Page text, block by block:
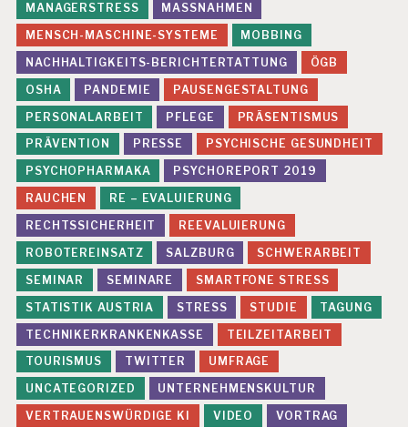
F
E
H
L
B
E
A
N
S
P
R
U
C
H
U
N
G
E
N
F
E
H
L
MANAGERSTRESS
MASSNAHMEN
MENSCH-MASCHINE-SYSTEME
MOBBING
NACHHALTIGKEITS-BERICHTERTATTUNG
ÖGB
OSHA
PANDEMIE
PAUSENGESTALTUNG
PERSONALARBEIT
PFLEGE
PRÄSENTISMUS
PRÄVENTION
PRESSE
PSYCHISCHE GESUNDHEIT
PSYCHOPHARMAKA
PSYCHOREPORT 2019
RAUCHEN
RE – EVALUIERUNG
RECHTSSICHERHEIT
REEVALUIERUNG
ROBOTEREINSATZ
SALZBURG
SCHWERARBEIT
SEMINAR
SEMINARE
SMARTFONE STRESS
STATISTIK AUSTRIA
STRESS STUDIE
TAGUNG
TECHNIKERKRANKENKASSE
TEILZEITARBEIT
TOURISMUS
TWITTER
UMFRAGE
UNCATEGORIZED
UNTERNEHMENSKULTUR
VERTRAUENSWÜRDIGE KI
VIDEO
VORTRAG